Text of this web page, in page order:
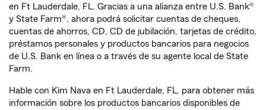
en Ft Lauderdale, FL. Gracias a una alianza entre U.S. Bank®
y State Farm®, ahora podrá solicitar cuentas de cheques,
cuentas de ahorros, CD, CD de jubilación, tarjetas de crédito,
préstamos personales y productos bancarios para negocios
de U.S. Bank en línea o a través de su agente local de State
Farm.
Hable con Kim Nava en Ft Lauderdale, FL, para obtener más
información sobre los productos bancarios disponibles de